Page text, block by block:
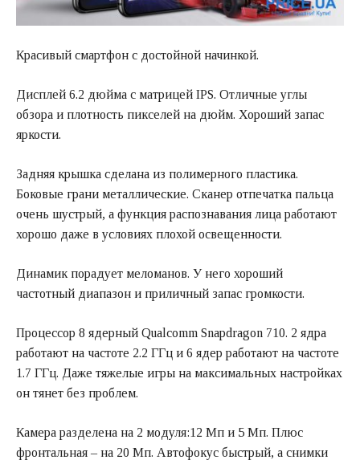
Красивый смартфон с достойной начинкой.
Дисплей 6.2 дюйма с матрицей IPS. Отличные углы
обзора и плотность пикселей на дюйм. Хороший запас
яркости.
Задняя крышка сделана из полимерного пластика.
Боковые грани металлические. Сканер отпечатка пальца
очень шустрый, а функция распознавания лица работают
хорошо даже в условиях плохой освещенности.
Динамик порадует меломанов. У него хороший
частотный диапазон и приличный запас громкости.
Процессор 8 ядерный Qualcomm Snapdragon 710. 2 ядра
работают на частоте 2.2 ГГц и 6 ядер работают на частоте
1.7 ГГц. Даже тяжелые игры на максимальных настройках
он тянет без проблем.
Камера разделена на 2 модуля:12 Мп и 5 Мп. Плюс
фронтальная – на 20 Мп. Автофокус быстрый, а снимки